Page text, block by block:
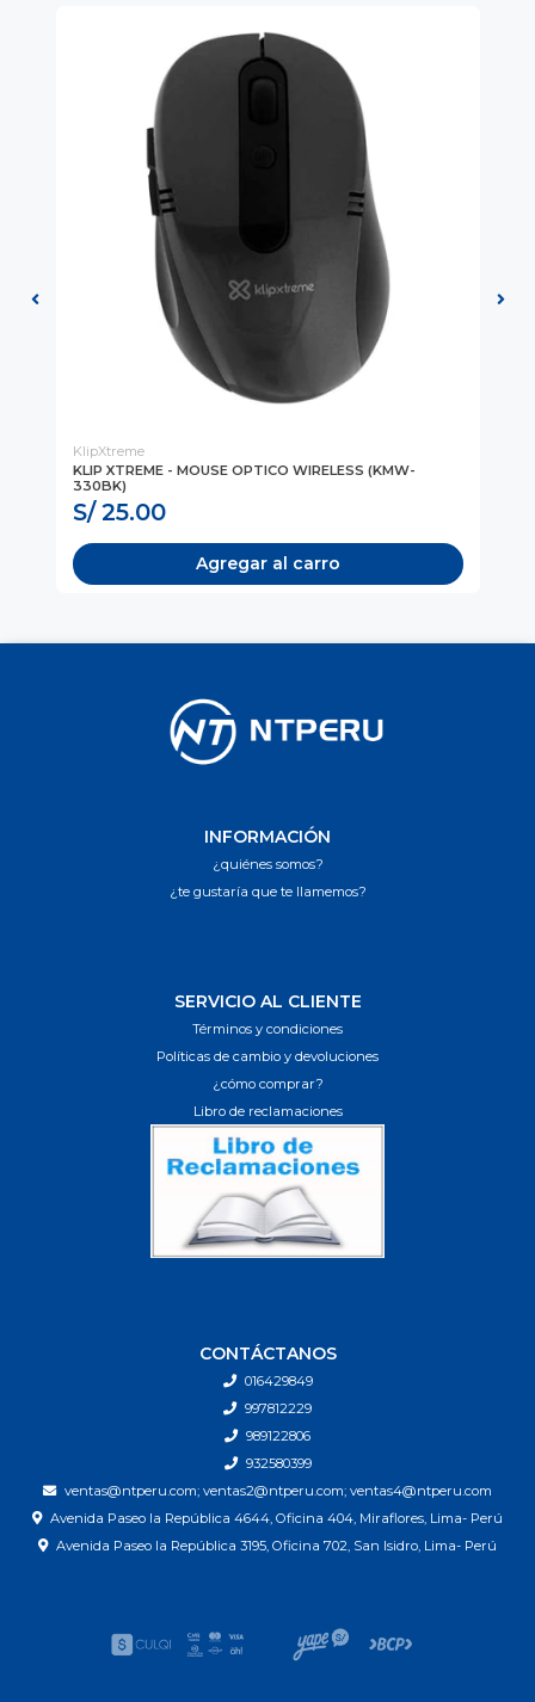
KlipXtreme
KLIP XTREME - MOUSE OPTICO WIRELESS (KMW-
330BK)
S/ 25.00
Agregar al carro
INFORMACIÓN
¿quiénes somos?
¿te gustaría que te llamemos?
SERVICIO AL CLIENTE
Términos y condiciones
Políticas de cambio y devoluciones
¿cómo comprar?
Libro de reclamaciones
CONTÁCTANOS
016429849
997812229
989122806
932580399
ventas@ntperu.com; ventas2@ntperu.com; ventas4@ntperu.com
Avenida Paseo la República 4644, Oficina 404, Miraflores, Lima- Perú
Avenida Paseo la República 3195, Oficina 702, San Isidro, Lima- Perú